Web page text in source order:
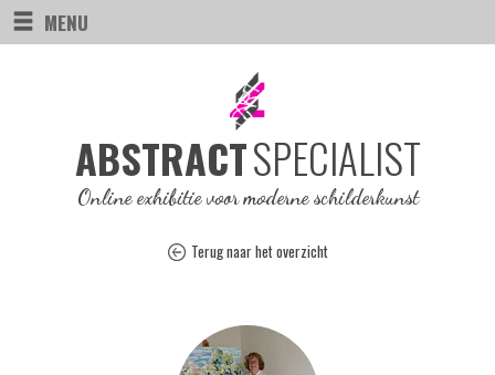
MENU
ABSTRACTSPECIALIST
Online exhibitie voor moderne schilderkunst
Terug naar het overzicht